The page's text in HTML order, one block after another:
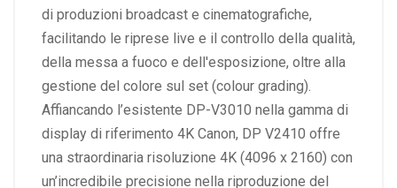
di produzioni broadcast e cinematografiche,
facilitando le riprese live e il controllo della qualità,
della messa a fuoco e dell'esposizione, oltre alla
gestione del colore sul set (colour grading).
Affiancando l’esistente DP-V3010 nella gamma di
display di riferimento 4K Canon, DP V2410 offre
una straordinaria risoluzione 4K (4096 x 2160) con
un’incredibile precisione nella riproduzione del